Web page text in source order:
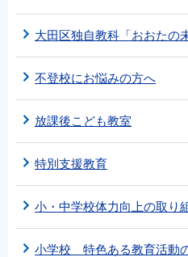
大田区独自教科「おおたの
不登校にお悩みの方へ
放課後こども教室
特別支援教育
小・中学校体力向上の取り
小学校 特色ある教育活動